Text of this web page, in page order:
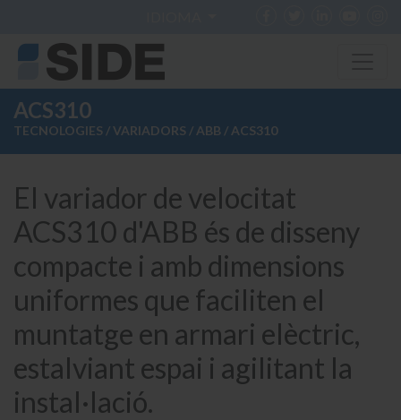
ACS310
TECNOLOGIES /VARIADORS / ABB / ACS310
El variador de velocitat
ACS310 d'ABB és de disseny
compacte i amb dimensions
uniformes que faciliten el
muntatge en armari elèctric,
estalviant espai i agilitant la
instal·lació.